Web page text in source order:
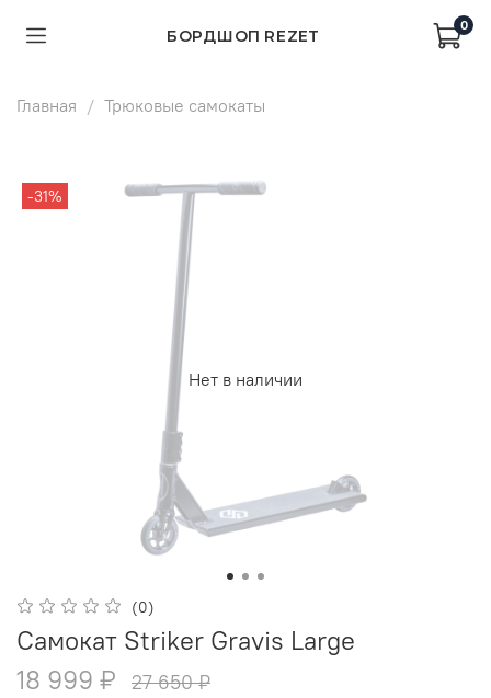
БОРДШОП REZET
0
Главная Трюковые самокаты
Нет в наличии
-31%
(0)
Самокат Striker Gravis Large
18 999 ₽
27 650 ₽